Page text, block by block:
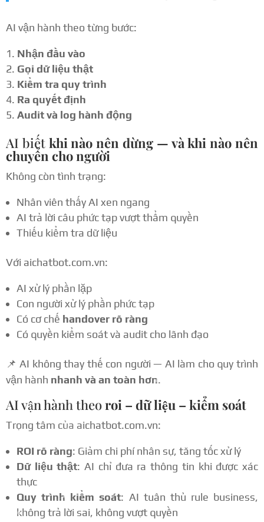
AI vận hành theo từng bước:
Nhận đầu vào
Gọi dữ liệu thật
Kiểm tra quy trình
Ra quyết định
Audit và log hành động
AI biết khi nào nên dừng — và khi nào nên
chuyển cho người
Không còn tình trạng:
Nhân viên thấy AI xen ngang
AI trả lời câu phức tạp vượt thẩm quyền
Thiếu kiểm tra dữ liệu
Với aichatbot.com.vn:
AI xử lý phần lặp
Con người xử lý phần phức tạp
Có cơ chế handover rõ ràng
Có quyền kiểm soát và audit cho lãnh đạo
📌 AI không thay thế con người — AI làm cho quy trình
vận hành nhanh và an toàn hơn.
AI vận hành theoroi – dữ liệu – kiểm soát
Trọng tâm của aichatbot.com.vn:
ROI rõ ràng: Giảm chi phí nhân sự, tăng tốc xử lý
Dữ liệu thật: AI chỉ đưa ra thông tin khi được xác
thực
Quy trình kiểm soát: AI tuân thủ rule business,
không trả lời sai, không vượt quyền